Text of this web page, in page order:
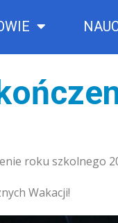
roku szkolnego
Wakacji!